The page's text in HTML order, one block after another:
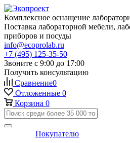
Комплексное оснащение
Поставка лабораторной мебели,
приборов и посуды
info@ecoprolab.ru
+7 (495) 125-35-50
Звоните с 9:00 до 17:00
Получить консультацию
Сравнение0
Отложенные 0
Корзина 0
Покупателю